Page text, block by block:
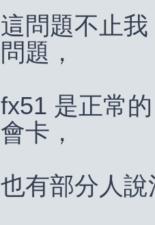
這問題不止
問題，
fx51 是正常
會卡，
也有部分人